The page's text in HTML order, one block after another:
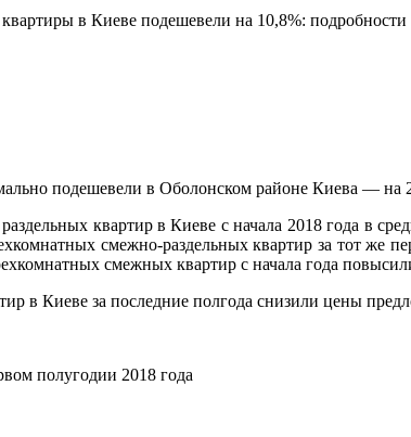
в Киеве подешевели на 10,8%: подробности
подешевели в Оболонском районе Киева — на
квартир в Киеве с начала 2018 года в
смежно-раздельных квартир за тот же
смежных квартир с начала года
в Киеве за последние полгода снизили цены
полугодии 2018 года